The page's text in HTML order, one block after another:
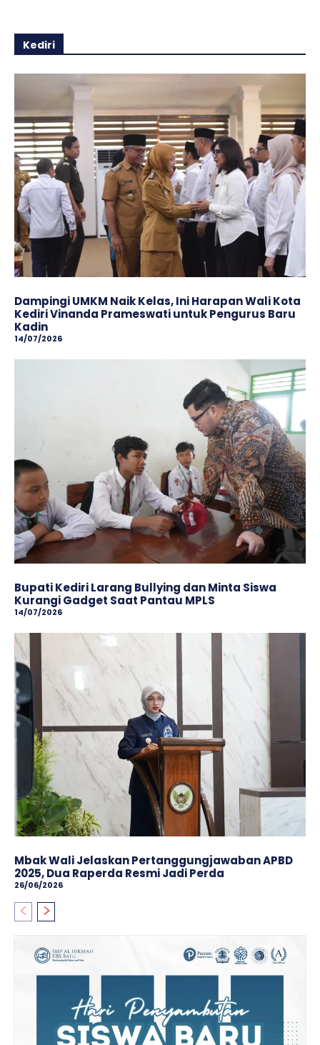
Kediri
Dampingi UMKM Naik Kelas, Ini Harapan Wali Kota
Kediri Vinanda Prameswati untuk Pengurus Baru
Kadin
14/07/2026
Bupati Kediri Larang Bullying dan Minta Siswa
Kurangi Gadget Saat Pantau MPLS
14/07/2026
Mbak Wali Jelaskan Pertanggungjawaban APBD
2025, Dua Raperda Resmi Jadi Perda
26/06/2026